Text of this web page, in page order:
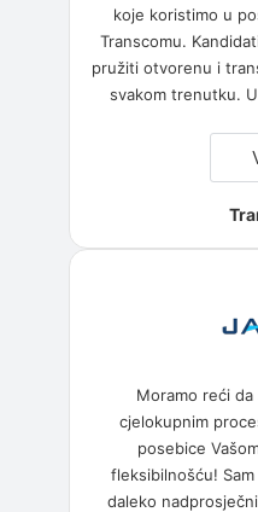
koje koristimo u
Transcomu.
pružiti otvorenu i
svakom trenutku.
Moramo reći
cjelokupnim
posebice
fleksibilnošću!
daleko